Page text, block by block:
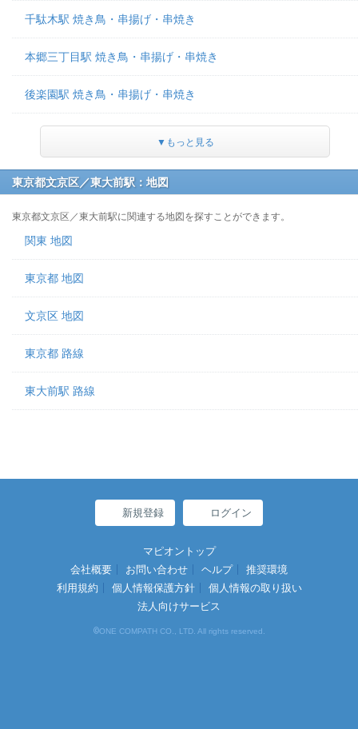
千駄木駅 焼き鳥・串揚げ・串焼き
本郷三丁目駅 焼き鳥・串揚げ・串焼き
後楽園駅 焼き鳥・串揚げ・串焼き
▼もっと見る
東京都文京区／東大前駅：地図
東京都文京区／東大前駅に関連する地図を探すことができます。
関東 地図
東京都 地図
文京区 地図
東京都 路線
東大前駅 路線
新規登録 ログイン
マピオントップ
会社概要
お問い合わせ ヘルプ
推奨環境
利用規約
個人情報保護方針
個人情報の取り扱い
法人向けサービス
©ONE COMPATH CO., LTD. All rights reserved.